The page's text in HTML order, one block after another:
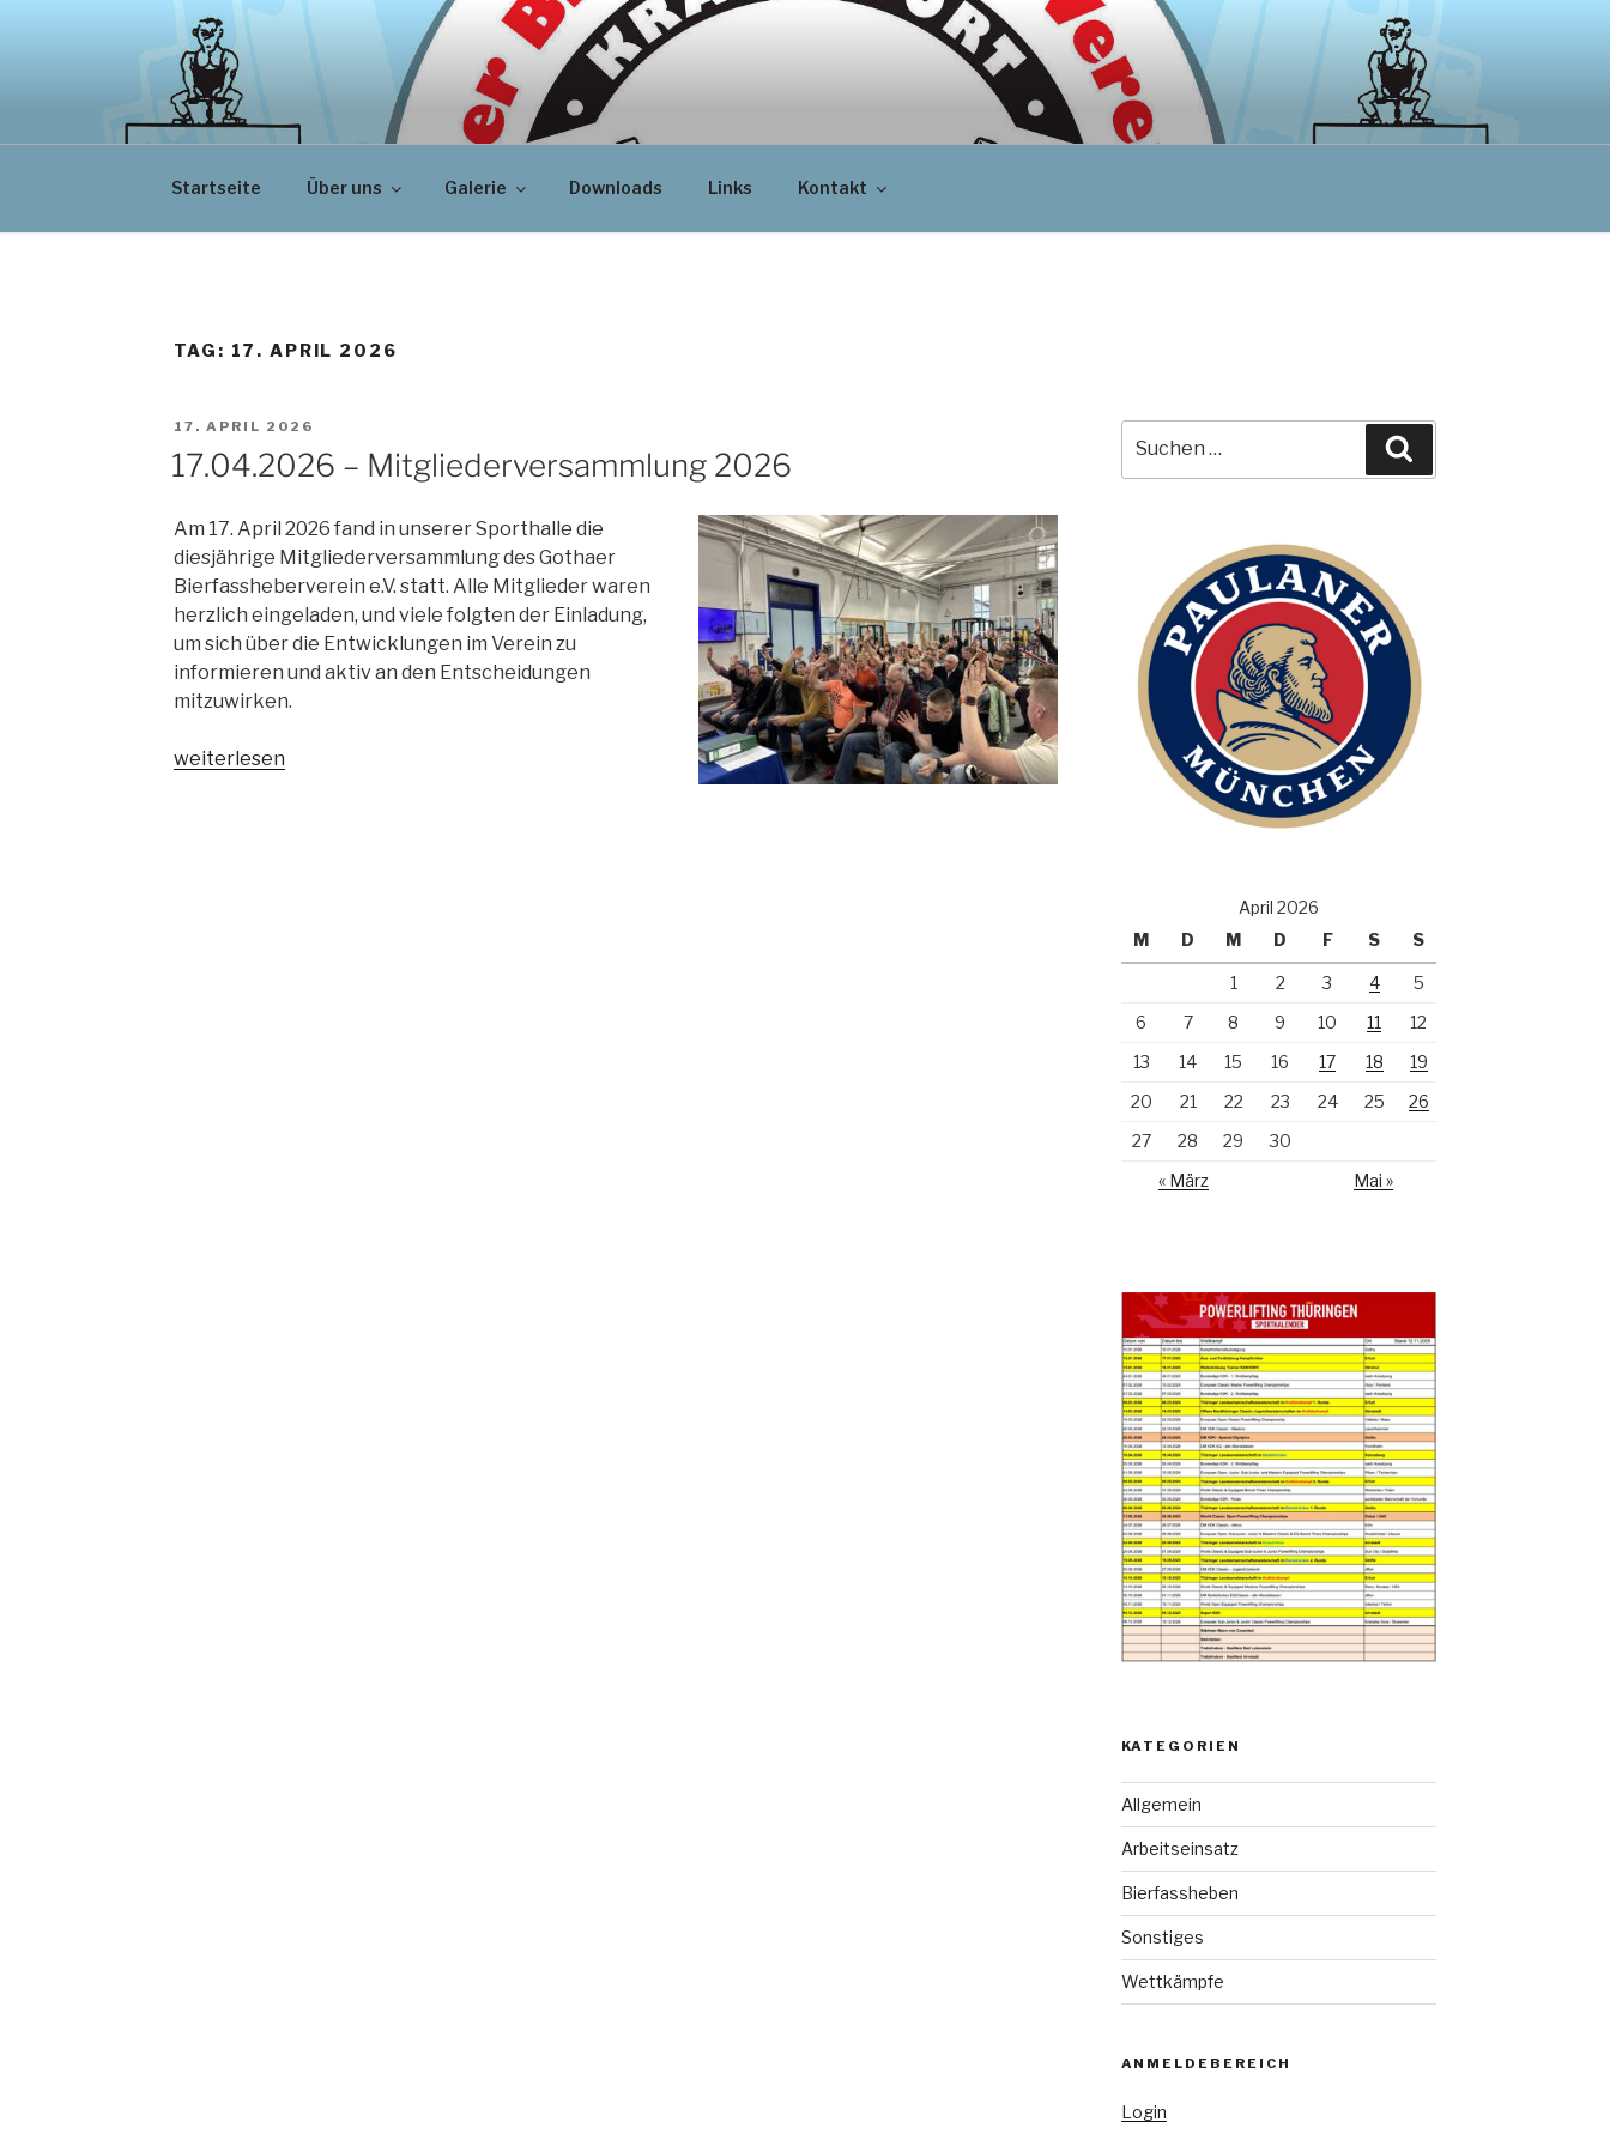
Startseite Über uns Galerie Downloads Links Kontakt
TAG: 17. APRIL 2026
VERÖFFENTLICHT
AM
17. APRIL 2026
17.04.2026 – Mitgliederversammlung 2026
Am 17. April 2026 fand in unserer Sporthalle die
diesjährige Mitgliederversammlung des Gothaer
Bierfassheberverein e.V. statt. Alle Mitglieder waren
herzlich eingeladen, und viele folgten der Einladung,
um sich über die Entwicklungen im Verein zu
informieren und aktiv an den Entscheidungen
mitzuwirken.
„17.04.2026
weiterlesen
nach:
April 2026
M
D M D F S S
1 2 3 4
5
6
7 8 9 10 11
12
13
14 15 16 17 18
19
20
21 22 23 24 25
26
27
28 29
30
« März
Mai »
KATEGORIEN
Allgemein
Arbeitseinsatz
Bierfassheben
Sonstiges
Wettkämpfe
ANMELDEBEREICH
Login